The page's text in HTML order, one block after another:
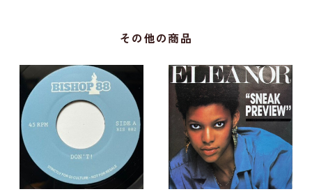
その他の商品